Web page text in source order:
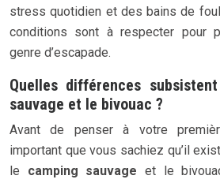
stress quotidien et des bains de
conditions sont à respecter pour
genre d’escapade.
Quelles différences
sauvage et le bivouac ?
Avant de penser à votre
important que vous sachiez qu’il
le camping sauvage et le